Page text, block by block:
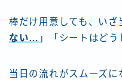
棒だけ用意しても、いざ
ない… 」「シートはどう
当日の流れがスムーズ